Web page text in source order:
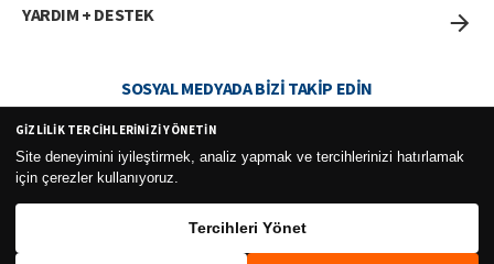
YARDIM + DESTEK
SOSYAL MEDYADA BIZI TAKIP EDIN
GIZLILIK TERCIHLERINIZI YÖNETIN
Site deneyimini iyileştirmek, analiz yapmak ve tercihlerinizi hatırlamak
için çerezler kullanıyoruz.
Tercihleri Yönet